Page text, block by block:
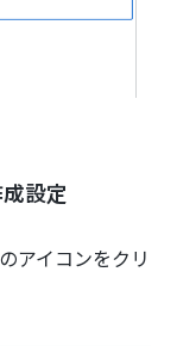
設定
アイコンをクリ